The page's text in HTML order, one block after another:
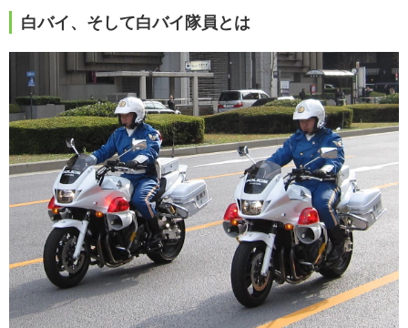
白バイ、そして白バイ隊員とは